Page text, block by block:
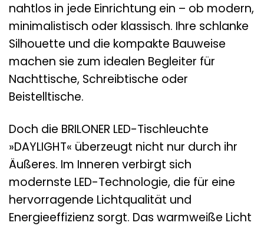
nahtlos in jede Einrichtung ein – ob modern,
minimalistisch oder klassisch. Ihre schlanke
Silhouette und die kompakte Bauweise
machen sie zum idealen Begleiter für
Nachttische, Schreibtische oder
Beistelltische.
Doch die BRILONER LED-Tischleuchte
»DAYLIGHT« überzeugt nicht nur durch ihr
Äußeres. Im Inneren verbirgt sich
modernste LED-Technologie, die für eine
hervorragende Lichtqualität und
Energieeffizienz sorgt. Das warmweiße Licht